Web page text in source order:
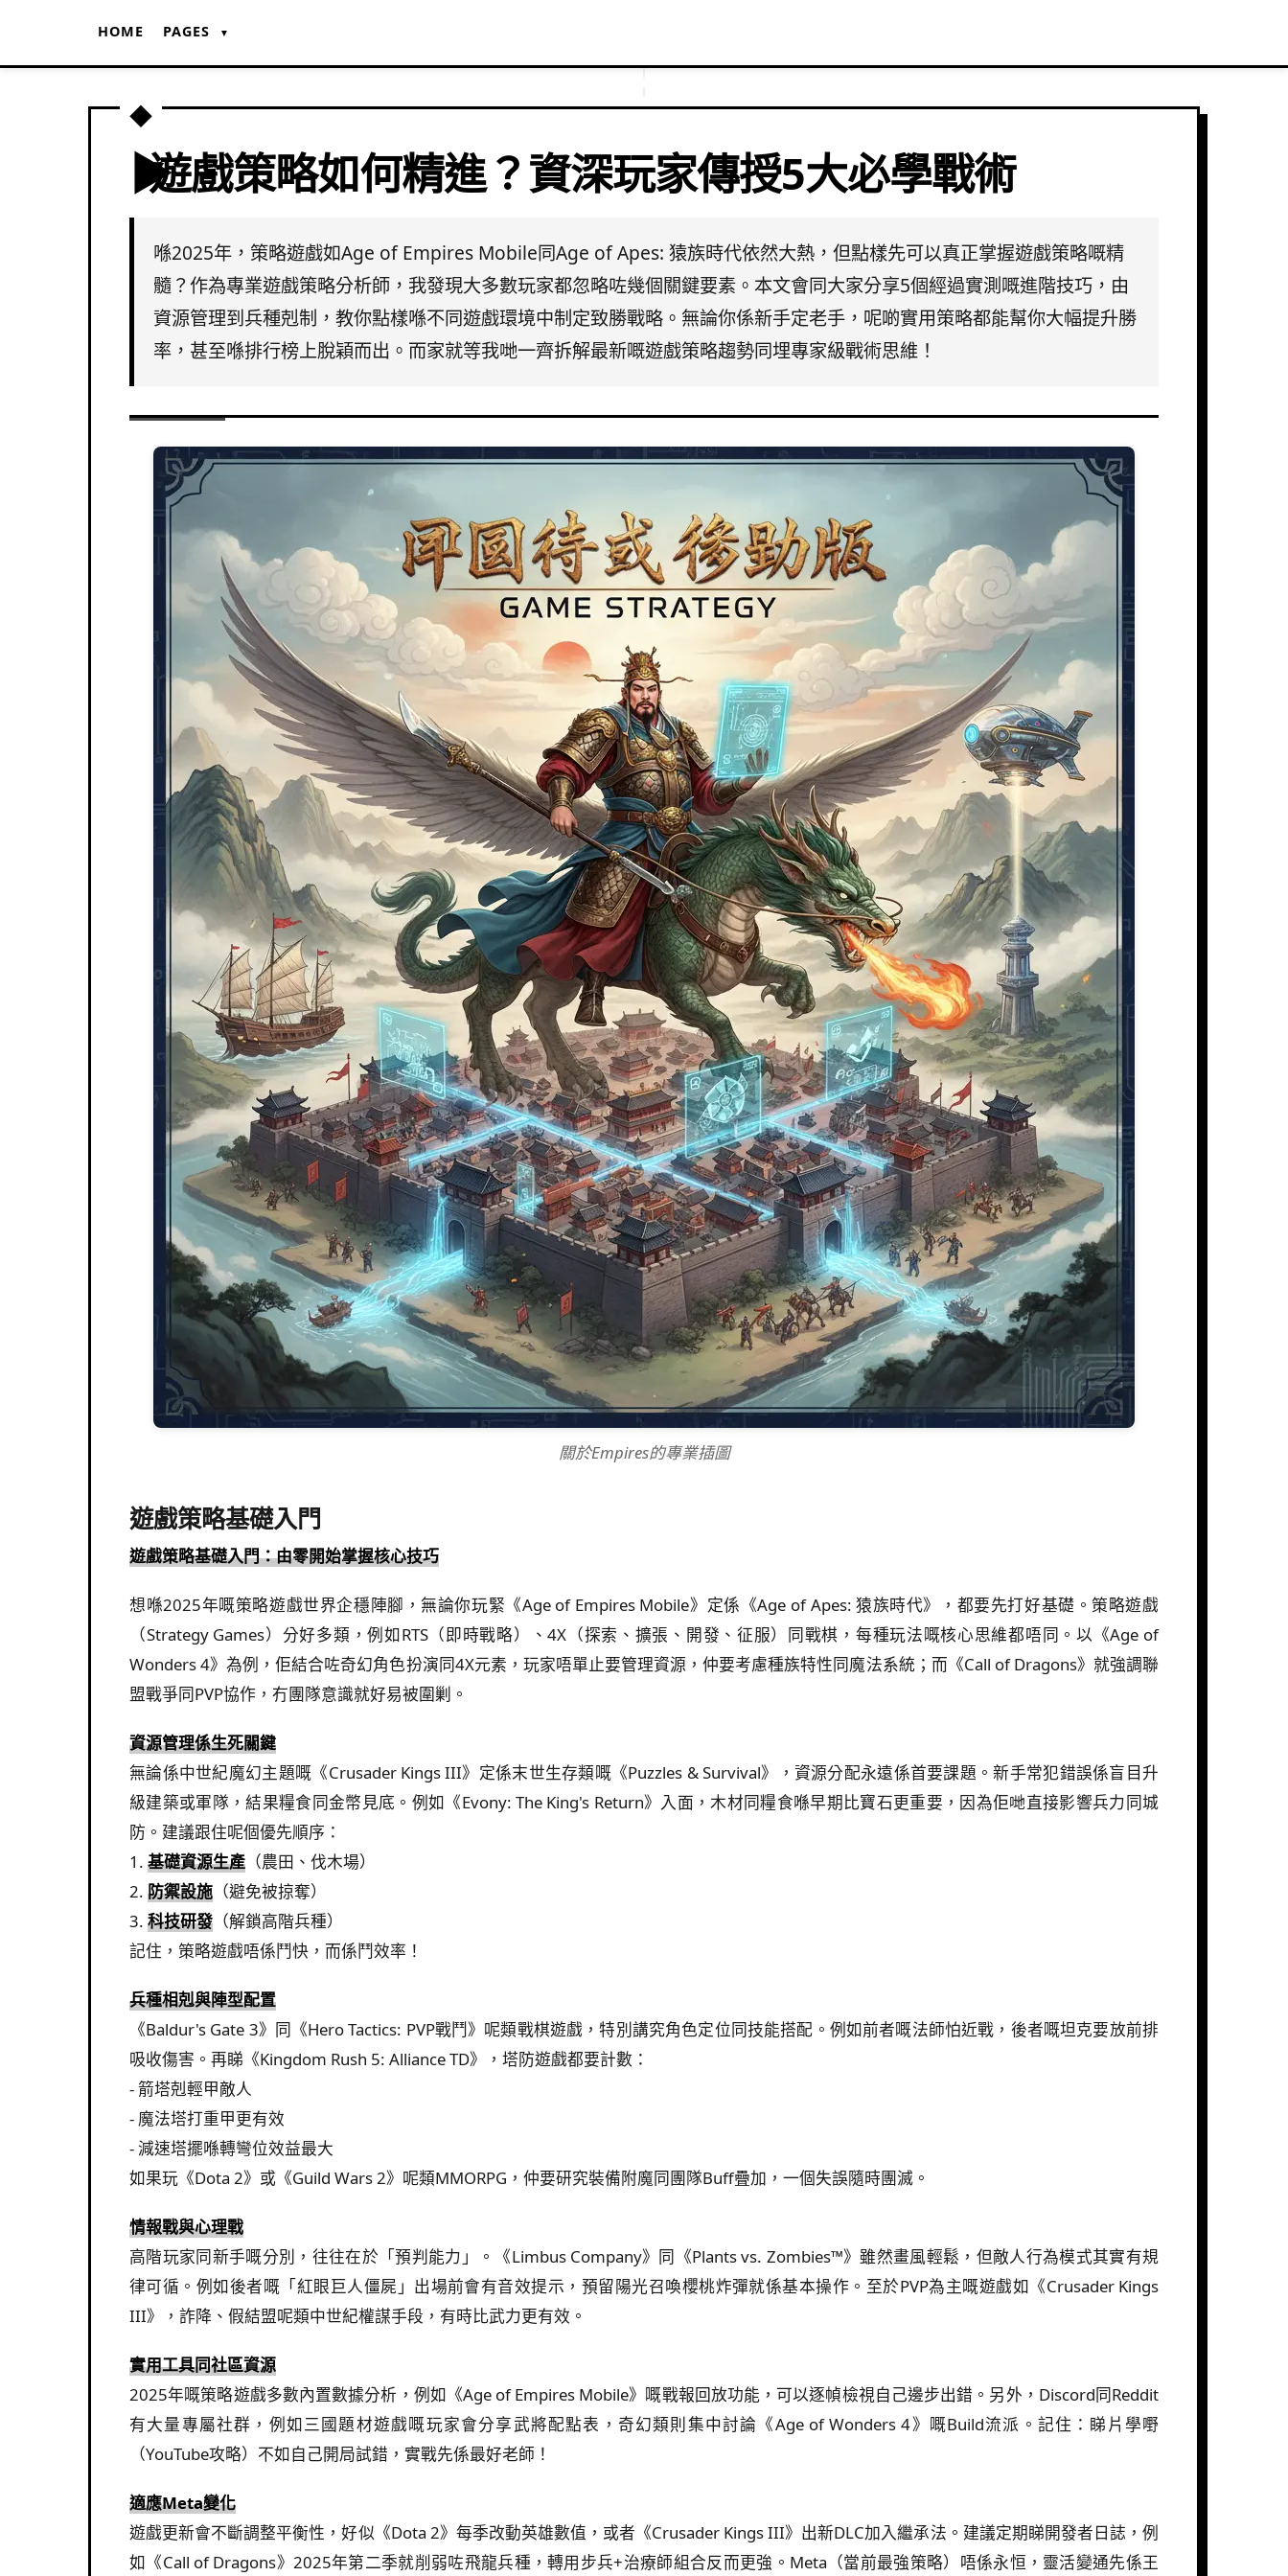
HOME PAGES ▼
遊戲策略如何精進？資深玩家傳授5大必學戰術
喺2025年，策略遊戲如Age of Empires Mobile同Age of Apes: 猿族時代依然大熱，但點樣先可以真正掌握遊戲策略嘅精
髓？作為專業遊戲策略分析師，我發現大多數玩家都忽略咗幾個關鍵要素。本文會同大家分享5個經過實測嘅進階技巧，由
資源管理到兵種剋制，教你點樣喺不同遊戲環境中制定致勝戰略。無論你係新手定老手，呢啲實用策略都能幫你大幅提升勝
率，甚至喺排行榜上脫穎而出。而家就等我哋一齊拆解最新嘅遊戲策略趨勢同埋專家級戰術思維！
關於Empires的專業插圖
遊戲策略基礎入門
遊戲策略基礎入門：由零開始掌握核心技巧
想喺2025年嘅策略遊戲世界企穩陣腳，無論你玩緊《Age of Empires Mobile》定係《Age of Apes: 猿族時代》，都要先打好基礎。策略遊戲
（Strategy Games）分好多類，例如RTS（即時戰略）、4X（探索、擴張、開發、征服）同戰棋，每種玩法嘅核心思維都唔同。以《Age of
Wonders 4》為例，佢結合咗奇幻角色扮演同4X元素，玩家唔單止要管理資源，仲要考慮種族特性同魔法系統；而《Call of Dragons》就強調聯
盟戰爭同PVP協作，冇團隊意識就好易被圍剿。
資源管理係生死關鍵
無論係中世紀魔幻主題嘅《Crusader Kings III》定係末世生存類嘅《Puzzles & Survival》，資源分配永遠係首要課題。新手常犯錯誤係盲目升
級建築或軍隊，結果糧食同金幣見底。例如《Evony: The King's Return》入面，木材同糧食喺早期比寶石更重要，因為佢哋直接影響兵力同城
防。建議跟住呢個優先順序：
1. 基礎資源生產 （農田、伐木場）
2. 防禦設施 （避免被掠奪）
3. 科技研發 （解鎖高階兵種）
記住，策略遊戲唔係鬥快，而係鬥效率！
兵種相剋與陣型配置
《Baldur's Gate 3》同《Hero Tactics: PVP戰鬥》呢類戰棋遊戲，特別講究角色定位同技能搭配。例如前者嘅法師怕近戰，後者嘅坦克要放前排
吸收傷害。再睇《Kingdom Rush 5: Alliance TD》，塔防遊戲都要計數：
- 箭塔剋輕甲敵人
- 魔法塔打重甲更有效
- 減速塔擺喺轉彎位效益最大
如果玩《Dota 2》或《Guild Wars 2》呢類MMORPG，仲要研究裝備附魔同團隊Buff疊加，一個失誤隨時團滅。
情報戰與心理戰
高階玩家同新手嘅分別，往往在於「預判能力」。《Limbus Company》同《Plants vs. Zombies™》雖然畫風輕鬆，但敵人行為模式其實有規
律可循。例如後者嘅「紅眼巨人僵屍」出場前會有音效提示，預留陽光召喚櫻桃炸彈就係基本操作。至於PVP為主嘅遊戲如《Crusader Kings
III》，詐降、假結盟呢類中世紀權謀手段，有時比武力更有效。
實用工具同社區資源
2025年嘅策略遊戲多數內置數據分析，例如《Age of Empires Mobile》嘅戰報回放功能，可以逐幀檢視自己邊步出錯。另外，Discord同Reddit
有大量專屬社群，例如三國題材遊戲嘅玩家會分享武將配點表，奇幻類則集中討論《Age of Wonders 4》嘅Build流派。記住：睇片學嘢
（YouTube攻略）不如自己開局試錯，實戰先係最好老師！
適應Meta變化
遊戲更新會不斷調整平衡性，好似《Dota 2》每季改動英雄數值，或者《Crusader Kings III》出新DLC加入繼承法。建議定期睇開發者日誌，例
如《Call of Dragons》2025年第二季就削弱咗飛龍兵種，轉用步兵+治療師組合反而更強。Meta（當前最強策略）唔係永恒，靈活變通先係王